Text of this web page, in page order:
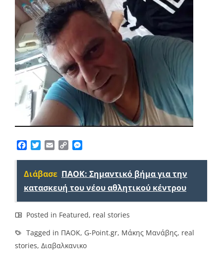
Facebook
TwitterEmailCopy
Διάβασε ΠΑΟΚ: Σημαντικό βήμα για την
κατασκευή του νέου αθλητικού κέντρου
Posted in Featured, real stories
Tagged in ΠΑΟΚ, G-Point.gr, Μάκης Μανάβης, real
stories, Διαβαλκανικο